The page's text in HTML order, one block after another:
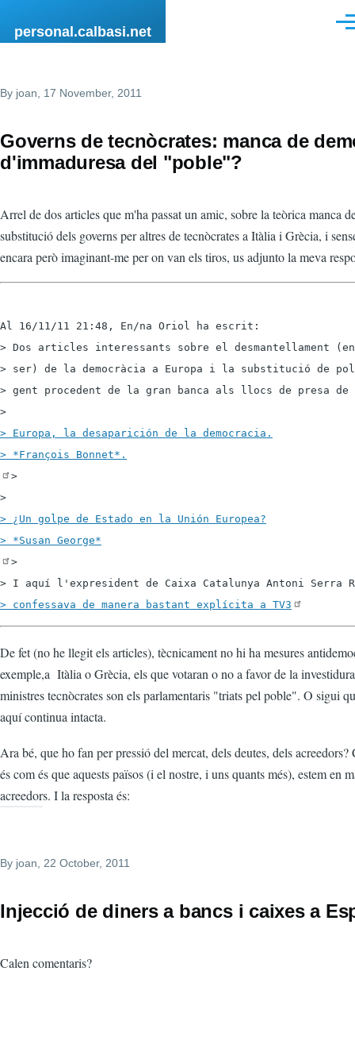
personal.calbasi.net
By joan , 17 November, 2011
Governs de tecnòcrates: manca de
d'immaduresa del "poble"?
Arrel de dos articles que m'ha passat un amic, sobre la teòrica manca
substitució dels governs per altres de tecnòcrates a Itàlia i Grècia, i
encara però imaginant-me per on van els tiros, us adjunto la meva
Al 16/11/11 21:48, En/na Oriol ha escrit:
> Dos articles interessants sobre el desmantellament
> ser) de la democràcia a Europa i la substitució de
> gent procedent de la gran banca als llocs de presa de
> Europa, la desaparición de la democracia.
>
> ¿Un golpe de Estado en la Unión Europea?
>
> I aquí l'expresident de Caixa Catalunya Antoni Serra
> confessava de manera bastant explícita a TV3
De fet (no he llegit els articles), tècnicament no hi ha mesures
exemple,a Itàlia o Grècia, els que votaran o no a favor de la
ministres tecnòcrates son els parlamentaris "triats pel poble". O sigui
aquí continua intacta.
Ara bé, que ho fan per pressió del mercat, dels deutes, dels
és com és que aquests països (i el nostre, i uns quants més), estem en
acreedors. I la resposta és:
By joan , 22 October, 2011
Injecció de diners a bancs i caixes a
Calen comentaris?